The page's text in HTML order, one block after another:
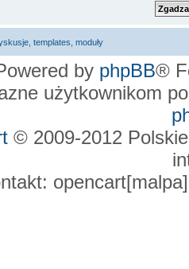
templates, moduły
by phpBB®
użytkownikom
© 2009-2012